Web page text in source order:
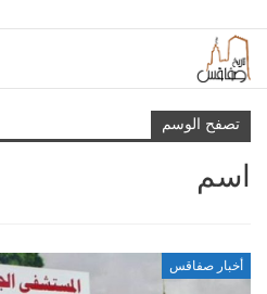
تصفح الوسم
اسم
أخبار صفاقس